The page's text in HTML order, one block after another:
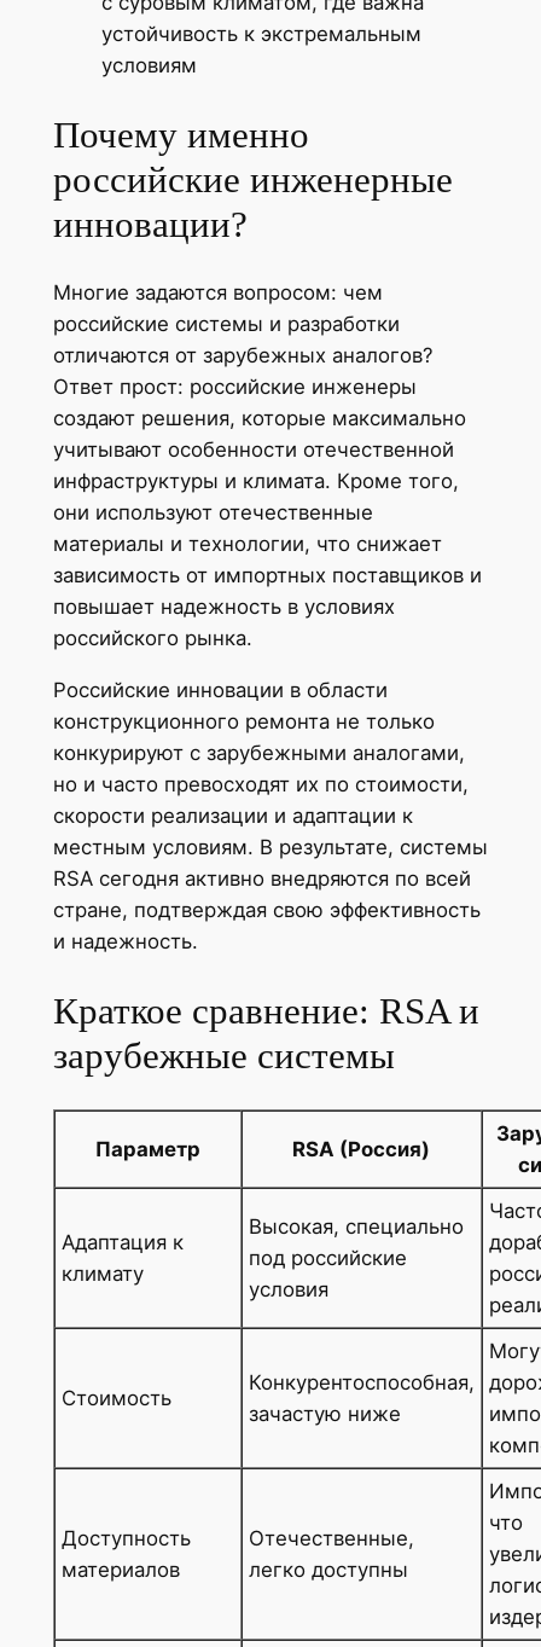
устойчивость к экстремальным
условиям
Почему именно
российские инженерные
инновации?
Многие задаются вопросом: чем
российские системы и разработки
отличаются от зарубежных аналогов?
Ответ прост: российские инженеры
создают решения, которые максимально
учитывают особенности отечественной
инфраструктуры и климата. Кроме того,
они используют отечественные
материалы и технологии, что снижает
зависимость от импортных поставщиков и
повышает надежность в условиях
российского рынка.
Российские инновации в области
конструкционного ремонта не только
конкурируют с зарубежными аналогами,
но и часто превосходят их по стоимости,
скорости реализации и адаптации к
местным условиям. В результате, системы
RSA сегодня активно внедряются по всей
стране, подтверждая свою эффективность
и надежность.
Краткое сравнение: RSA и
зарубежные системы
Параметр RSA (Россия)
Адаптация к
климату
Высокая, специально
под российские
условия
Стоимость
Конкурентоспособная,
зачастую ниже
Доступность
материалов
Отечественные,
легко доступны
что